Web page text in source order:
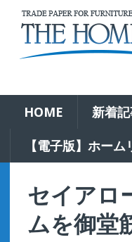
HOME 新着
【電子版】ホー
セイアロ
ムを御